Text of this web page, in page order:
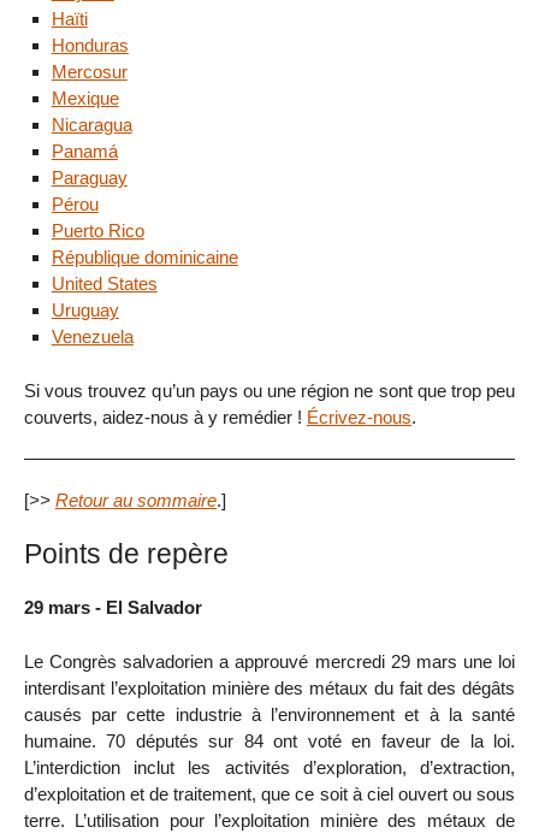
Haïti
Honduras
Mercosur
Mexique
Nicaragua
Panamá
Paraguay
Pérou
Puerto Rico
République dominicaine
United States
Uruguay
Venezuela
Si vous trouvez qu’un pays ou une région ne sont que trop peu
couverts, aidez-nous à y remédier ! Écrivez-nous.
[>> Retour au sommaire.]
Points de repère
29 mars - El Salvador
Le Congrès salvadorien a approuvé mercredi 29 mars une loi
interdisant l’exploitation minière des métaux du fait des dégâts
causés par cette industrie à l’environnement et à la santé
humaine. 70 députés sur 84 ont voté en faveur de la loi.
L’interdiction inclut les activités d’exploration, d’extraction,
d’exploitation et de traitement, que ce soit à ciel ouvert ou sous
terre. L’utilisation pour l’exploitation minière des métaux de